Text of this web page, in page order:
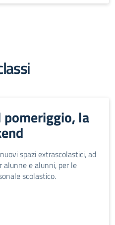
pomeriggio, la
spazi extrascolastici, ad
alunne e alunni, per le
scolastico.